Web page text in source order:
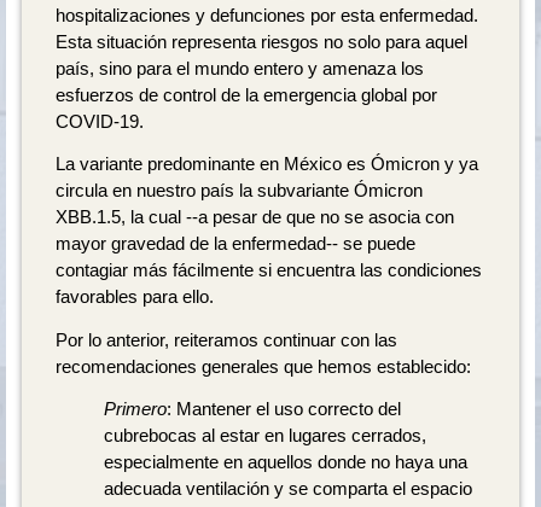
hospitalizaciones y defunciones por esta enfermedad.
Esta situación representa riesgos no solo para aquel
país, sino para el mundo entero y amenaza los
esfuerzos de control de la emergencia global por
COVID-19.
La variante predominante en México es Ómicron y ya
circula en nuestro país la subvariante Ómicron
XBB.1.5, la cual --a pesar de que no se asocia con
mayor gravedad de la enfermedad-- se puede
contagiar más fácilmente si encuentra las condiciones
favorables para ello.
Por lo anterior, reiteramos continuar con las
recomendaciones generales que hemos establecido:
Primero: Mantener el uso correcto del
cubrebocas al estar en lugares cerrados,
especialmente en aquellos donde no haya una
adecuada ventilación y se comparta el espacio